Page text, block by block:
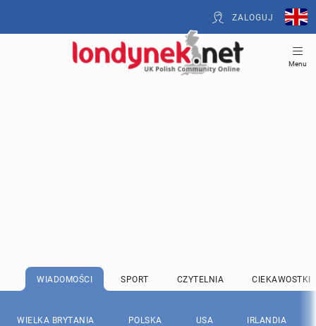
ZALOGUJ
Menu
WIADOMOŚCI SPORT CZYTELNIA CIEKAWOSTKI
WIELKA BRYTANIA POLSKA USA IRLANDIA